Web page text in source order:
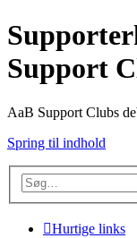
Support
AaB Support Clubs
Spring til indhold
Hurtige links